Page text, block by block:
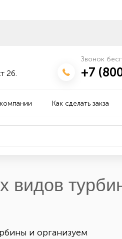
26.
Звонок
+7
Как сделать закза
видов
и организуем